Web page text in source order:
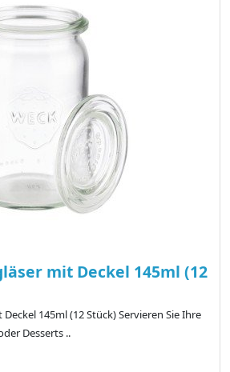
mit Deckel 145ml (12
145ml (12 Stück) Servieren Sie Ihre
Desserts ..